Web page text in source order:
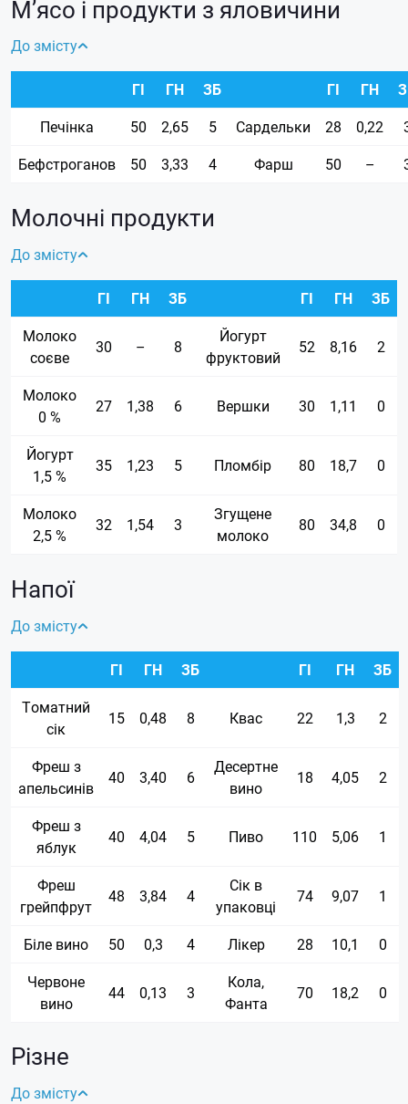
М’ясо і продукти з яловичини
До змісту
ГІ ГН ЗБ ГІ ГН
Печінка
50 2,65 5 Сардельки 28 0,22
Бефстроганов
50 3,33 4 Фарш 50 –
Молочні продукти
До змісту
ГІ ГН ЗБ ГІ ГН
ЗБ
Молоко
соєве
30 – 8
Йогурт
фруктовий
52 8,16 2
Молоко
0 %
27 1,38 6 Вершки 30 1,11 0
Йогурт
1,5 %
35 1,23 5 Пломбір 80 18,7 0
Молоко
2,5 %
32 1,54 3
Згущене
молоко
80 34,8 0
Напої
До змісту
ГІ ГН ЗБ ГІ ГН
ЗБ
Томатний
сік
15 0,48 8 Квас 22 1,3 2
Фреш з
апельсинів
40 3,40 6
Десертне
вино
18 4,05 2
Фреш з
яблук
40 4,04 5 Пиво 110 5,06 1
Фреш
грейпфрут
48 3,84 4
Сік в
упаковці
74 9,07 1
Біле вино 50 0,3 4 Лікер 28 10,1
0
Червоне
вино
44 0,13 3
Кола,
Фанта
70 18,2 0
Різне
До змісту